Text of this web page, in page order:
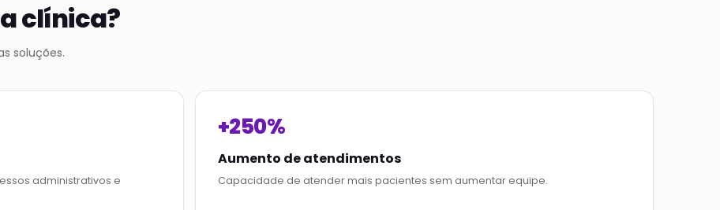
clínica?
soluções.
administrativos e
+250%
Aumento de atendimentos
Capacidade de atender mais pacientes sem aumentar equipe.